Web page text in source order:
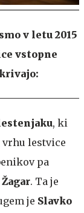
v letu 2015
vstopne
, ki
vrhu lestvice
pa
. Ta je
je Slavko